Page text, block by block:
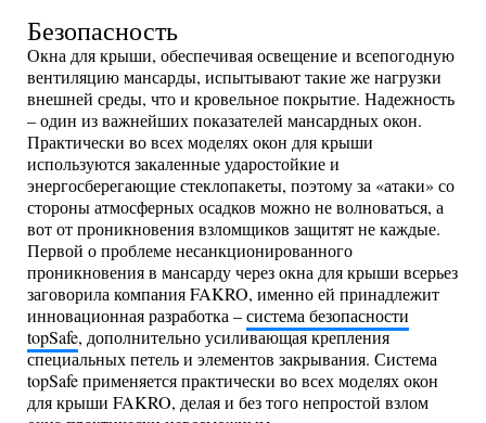
Безопасность
Окна для крыши, обеспечивая освещение и всепогодную
вентиляцию мансарды, испытывают такие же нагрузки
внешней среды, что и кровельное покрытие. Надежность
– один из важнейших показателей мансардных окон.
Практически во всех моделях окон для крыши
используются закаленные ударостойкие и
энергосберегающие стеклопакеты, поэтому за «атаки» со
стороны атмосферных осадков можно не волноваться, а
вот от проникновения взломщиков защитят не каждые.
Первой о проблеме несанкционированного
проникновения в мансарду через окна для крыши всерьез
заговорила компания FAKRO, именно ей принадлежит
инновационная разработка –система безопасности
topSafe, дополнительно усиливающая крепления
специальных петель и элементов закрывания. Система
topSafe применяется практически во всех моделях окон
для крыши FAKRO, делая и без того непростой взлом